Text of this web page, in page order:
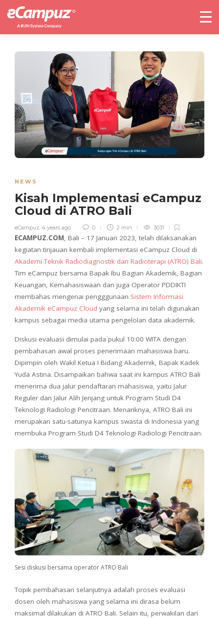
NEWS
Kisah Implementasi eCampuz
Cloud di ATRO Bali
eCampuz, 4 years ago 0 2 min 3031
ECAMPUZ.COM, Bali – 17 Januari 2023, telah dilaksanakan
kegiatan tinjauan kembali implementasi eCampuz Cloud di
Akademi Teknik Radiodiagnostik dan Radioterapi (ATRO) Bali.
Tim eCampuz bersama Bapak Ibu Bagian Akademik, Bagian
Keuangan, Kemahasiswaan dan juga Operator PDDIKTI
membahas mengenai pengggunaan Sistem Informasi
Akademik eCampuz Cloud yang selama ini telah digunakan
kampus sebagai media utama pengelolan data akademik.
Diskusi evaluasi dimulai pada pukul 10:00 WITA dengan
pembahasan awal proses penerimaan mahasiswa baru.
Dipimpin oleh Wakil Ketua I Bidang Akademik, Bapak Kadek
Yuda Astina. Disampaikan bahwa saat ini kampus ATRO Bali
menerima dua jalur pendaftaran mahasiswa, yaitu Jalur
Reguler dan Jalur Alih Jenjang untuk Program Studi D4
Teknologi Radiologi Pencitraan. Menariknya, ATRO Bali ini
merupakan satu-satunya kampus swasta di Indonesia yang
membuka Program Studi D4 Teknologi Radiologi Pencitraan.
Sesi diskusi bersama operator ATRO Bali
Topik pembahasan selanjutnya adalah proses evaluasi
dosen oleh mahasiswa yang selama ini dirasa belum
maksimal dilakukan di ATRO Bali. Selain itu, perwakilan dari